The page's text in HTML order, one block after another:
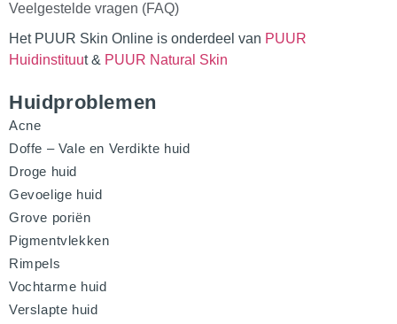
Veelgestelde vragen (FAQ)
Het PUUR Skin Online is onderdeel van PUUR
Huidinstituut & PUUR Natural Skin
Huidproblemen
Acne
Doffe – Vale en Verdikte huid
Droge huid
Gevoelige huid
Grove poriën
Pigmentvlekken
Rimpels
Vochtarme huid
Verslapte huid